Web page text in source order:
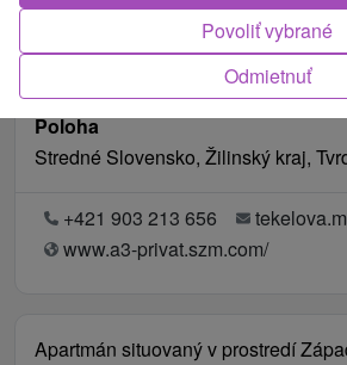
Poloha
Stredné Slovensko, Žilinský kraj,
+421 903 213 656
www.a3-privat.szm.com/
Apartmán situovaný v prostredí
Odmietnuť
Povoliť vybrané